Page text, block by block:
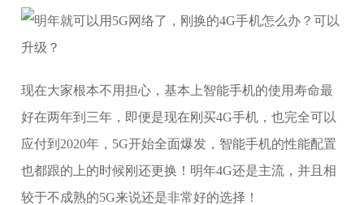
现在大家根本不用担心，基本上智能手机的使用寿命最
好在两年到三年，即便是现在刚买4G手机，也完全可以
应付到2020年，5G开始全面爆发，智能手机的性能配置
也都跟的上的时候刚还更换！明年4G还是主流，并且相
较于不成熟的5G来说还是非常好的选择！